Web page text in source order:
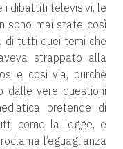
i dibattiti televisivi, le
sono mai state così
di tutti quei temi che
strappato alla
e così via, purché
dalle vere questioni
pretende di
come la legge, e
l’eguaglianza